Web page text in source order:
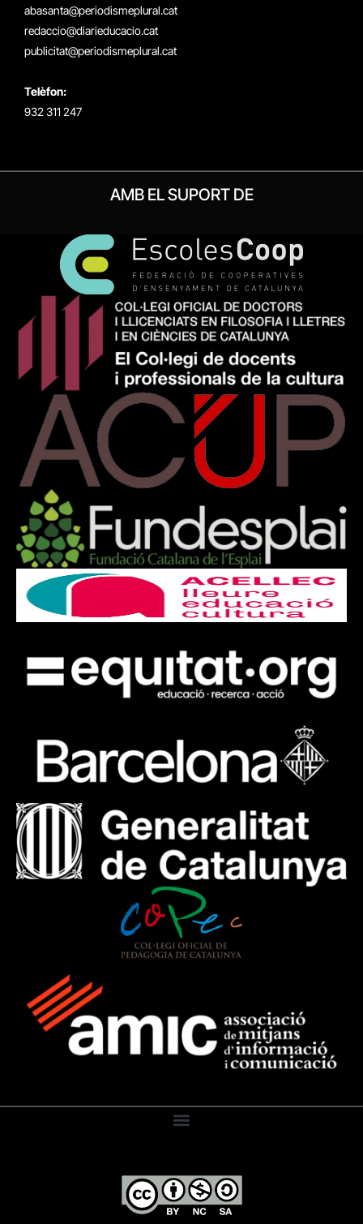
abasanta@periodismeplural.cat
redaccio@diarieducacio.cat
publicitat@periodismeplural.cat
Telèfon:
932 311 247
AMB EL SUPORT DE